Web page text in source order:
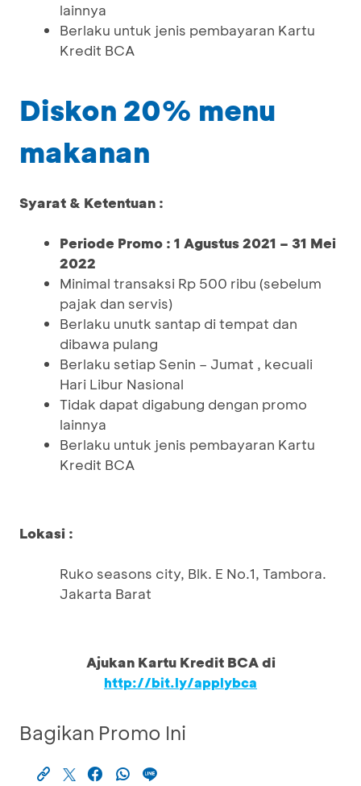
lainnya
Berlaku untuk jenis pembayaran Kartu
Kredit BCA
Diskon 20% menu
makanan
Syarat & Ketentuan :
Periode Promo : 1 Agustus 2021 – 31 Mei
2022
Minimal transaksi Rp 500 ribu (sebelum
pajak dan servis)
Berlaku unutk santap di tempat dan
dibawa pulang
Berlaku setiap Senin – Jumat , kecuali
Hari Libur Nasional
Tidak dapat digabung dengan promo
lainnya
Berlaku untuk jenis pembayaran Kartu
Kredit BCA
Lokasi :
Ruko seasons city, Blk. E No.1, Tambora.
Jakarta Barat
Ajukan Kartu Kredit BCA di
http://bit.ly/applybca
Bagikan Promo Ini